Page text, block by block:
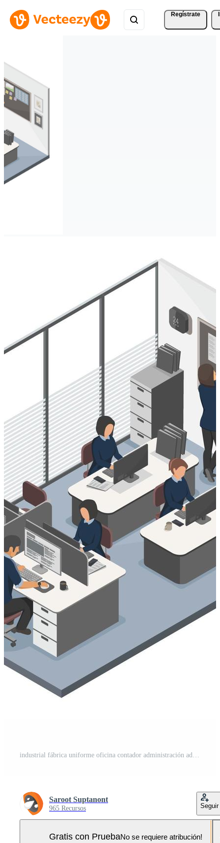
Regístrate
Saroot Suptanont
965 Recursos Seguir
Gratis con PruebaNo se requiere atribución!